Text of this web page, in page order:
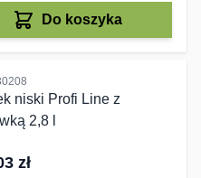
Do koszyka
niski Profi Line z
2,8 l
zł